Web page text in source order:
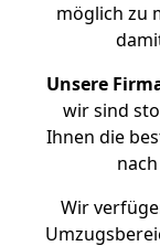
möglich zu
Unsere
wir sind
Ihnen die
Wir